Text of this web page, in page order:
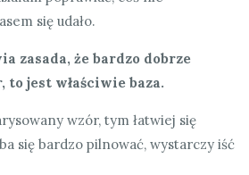
się udało.
zasada, że bardzo dobrze
jest właściwie baza.
wzór, tym łatwiej się
się bardzo pilnować, wystarczy iść